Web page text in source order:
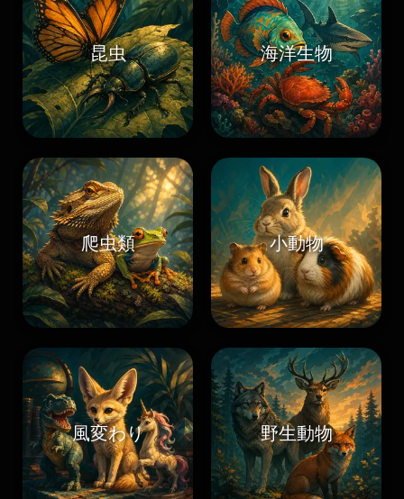
昆虫 海洋生物
爬虫類 小動物
風変わり 野生動物